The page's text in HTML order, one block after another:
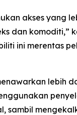
akses yang
dan komoditi,”
ini merentas
lebih
sambil